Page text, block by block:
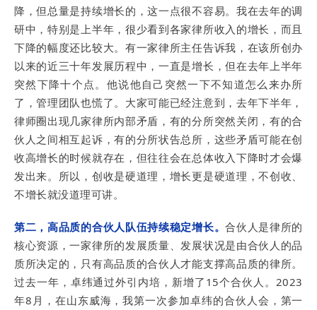
降，但总量是持续增长的，这一点很不容易。我在去年的调
研中，特别是上半年，很少看到各家律所收入的增长，而且
下降的幅度还比较大。有一家律所主任告诉我，在该所创办
以来的近三十年发展历程中，一直是增长，但在去年上半年
突然下降十个点。他说他自己突然一下不知道怎么来办所
了，管理团队也慌了。大家可能已经注意到，去年下半年，
律师圈出现几家律所内部矛盾，有的分所突然关闭，有的合
伙人之间相互起诉，有的分所状告总所，这些矛盾可能在创
收高增长的时候就存在，但往往会在总体收入下降时才会爆
发出来。所以，创收是硬道理，增长更是硬道理，不创收、
不增长就没道理可讲。
第二，高品质的合伙人队伍持续稳定增长。合伙人是律所的
核心资源，一家律所的发展质量、发展状况是由合伙人的品
质所决定的，只有高品质的合伙人才能支撑高品质的律所。
过去一年，卓纬通过外引内培，新增了15个合伙人。2023
年8月，在山东威海，我第一次参加卓纬的合伙人会，第一